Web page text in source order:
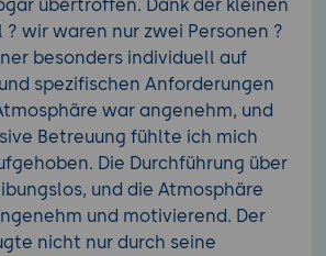
übertroffen. Dank der kleinen
wir waren nur zwei Personen ?
besonders individuell auf
spezifischen Anforderungen
war angenehm, und
Betreuung fühlte ich mich
Die Durchführung über
und die Atmosphäre
und motivierend. Der
nicht nur durch seine